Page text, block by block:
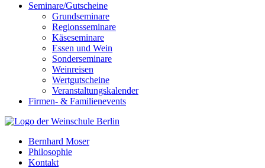
Seminare/Gutscheine
Grundseminare
Regionsseminare
Käseseminare
Essen und Wein
Sonderseminare
Weinreisen
Wertgutscheine
Veranstaltungskalender
Firmen- & Familienevents
Bernhard Moser
Philosophie
Kontakt